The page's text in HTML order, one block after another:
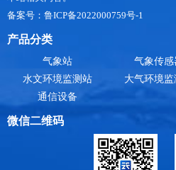
备案号：鲁ICP备2022000759号-1
产品分类
气象站 气象传感
水文环境监测站
大气环境监
通信设备
微信二维码